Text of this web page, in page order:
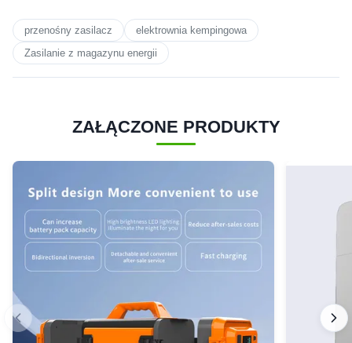
przenośny zasilacz
elektrownia kempingowa
Zasilanie z magazynu energii
ZAŁĄCZONE PRODUKTY